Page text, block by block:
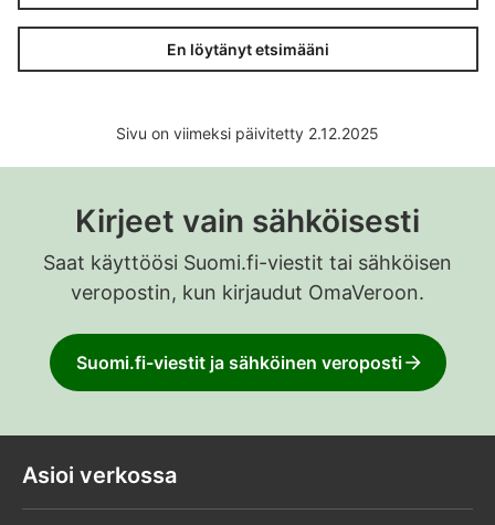
En löytänyt etsimääni
Sivu on viimeksi päivitetty 2.12.2025
Kirjeet vain sähköisesti
Saat käyttöösi Suomi.fi-viestit tai sähköisen
veropostin, kun kirjaudut OmaVeroon.
Suomi.fi-viestit ja sähköinen veroposti
Asioi verkossa